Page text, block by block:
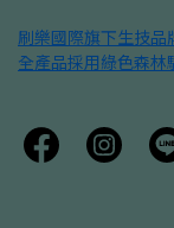
刷樂國際旗下生技品
全產品採用綠色森林